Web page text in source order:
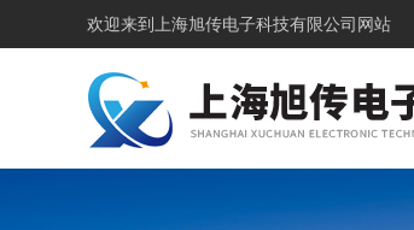
欢迎来到 上海旭传电子科技有限公司网站